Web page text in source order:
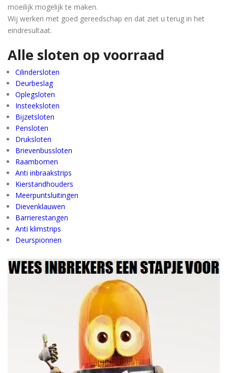
moeilijk mogelijk te maken.
Wij werken met goed gereedschap en dat ziet u terug in het
eindresultaat.
Alle sloten op voorraad
Cilindersloten
Deurbeslag
Oplegsloten
Insteeksloten
Bijzetsloten
Pensloten
Druksloten
Brievenbussloten
Raambomen
Anti inbraakstrips
Kierstandhouders
Meerpuntsluitingen
Dievenklauwen
Barrierestangen
Anti klimstrips
Deurspionnen